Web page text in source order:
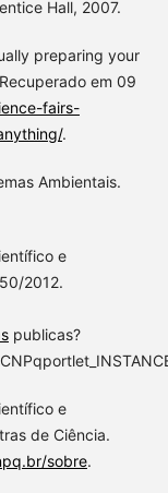
Hall, 2007.
preparing your
em 09
fairs-
.
Ambientais.
e
2012.
publicas?
e
de Ciência.
sobre.